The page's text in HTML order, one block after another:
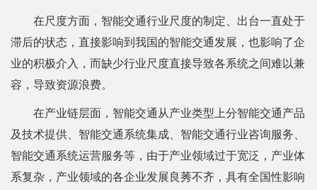
在尺度方面，智能交通行业尺度的制定、出台一直处于
滞后的状态，直接影响到我国的智能交通发展，也影响了企
业的积极介入，而缺少行业尺度直接导致各系统之间难以兼
容，导致资源浪费。
在产业链层面，智能交通从产业类型上分智能交通产品
及技术提供、智能交通系统集成、智能交通行业咨询服务、
智能交通系统运营服务等，由于产业领域过于宽泛，产业体
系复杂，产业领域的各企业发展良莠不齐，具有全国性影响